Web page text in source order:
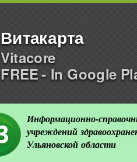
Витакарта
Vitacore
FREE - In Google
Информационно-
учреждений
Ульяновской области